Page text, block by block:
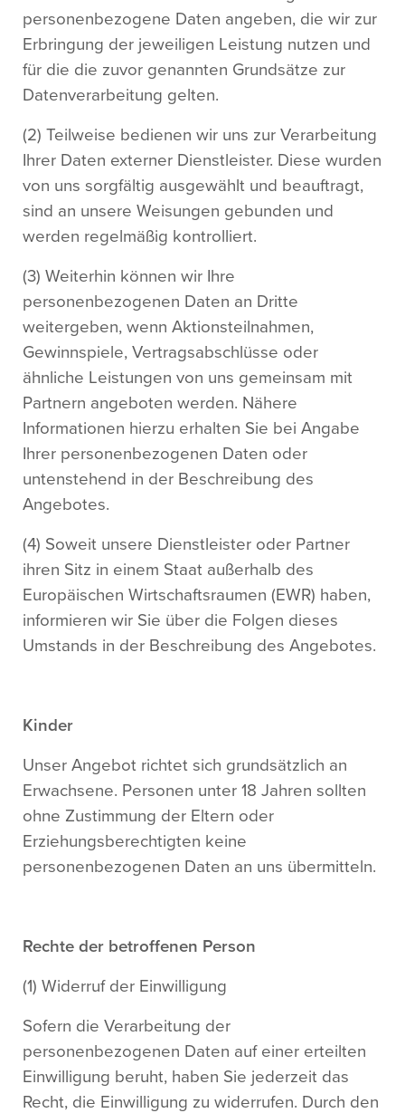
personenbezogene Daten angeben, die wir zur
Erbringung der jeweiligen Leistung nutzen und
für die die zuvor genannten Grundsätze zur
Datenverarbeitung gelten.
(2) Teilweise bedienen wir uns zur Verarbeitung
Ihrer Daten externer Dienstleister. Diese wurden
von uns sorgfältig ausgewählt und beauftragt,
sind an unsere Weisungen gebunden und
werden regelmäßig kontrolliert.
(3) Weiterhin können wir Ihre
personenbezogenen Daten an Dritte
weitergeben, wenn Aktionsteilnahmen,
Gewinnspiele, Vertragsabschlüsse oder
ähnliche Leistungen von uns gemeinsam mit
Partnern angeboten werden. Nähere
Informationen hierzu erhalten Sie bei Angabe
Ihrer personenbezogenen Daten oder
untenstehend in der Beschreibung des
Angebotes.
(4) Soweit unsere Dienstleister oder Partner
ihren Sitz in einem Staat außerhalb des
Europäischen Wirtschaftsraumen (EWR) haben,
informieren wir Sie über die Folgen dieses
Umstands in der Beschreibung des Angebotes.
Kinder
Unser Angebot richtet sich grundsätzlich an
Erwachsene. Personen unter 18 Jahren sollten
ohne Zustimmung der Eltern oder
Erziehungsberechtigten keine
personenbezogenen Daten an uns übermitteln.
Rechte der betroffenen Person
(1) Widerruf der Einwilligung
Sofern die Verarbeitung der
personenbezogenen Daten auf einer erteilten
Einwilligung beruht, haben Sie jederzeit das
Recht, die Einwilligung zu widerrufen. Durch den